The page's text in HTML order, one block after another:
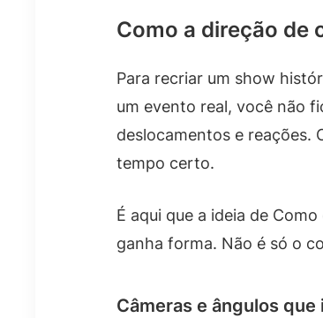
Como a direção de
Para recriar um show
um evento real, você não
deslocamentos e reações.
tempo certo.
É aqui que a ideia de
ganha forma. Não é só o
Câmeras e ângulos